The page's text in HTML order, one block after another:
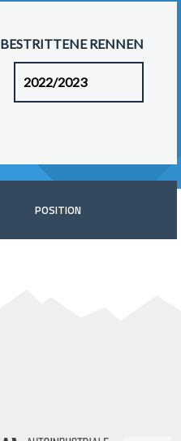
BESTRITTENE RENNEN
POSITION